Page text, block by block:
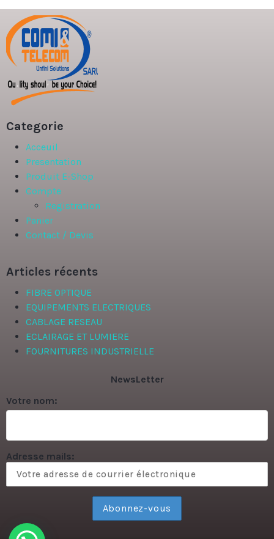
Categorie
Acceuil
Presentation
Produit E-Shop
Compte
Registration
Panier
Contact / Devis
Articles récents
FIBRE OPTIQUE
EQUIPEMENTS ELECTRIQUES
CABLAGE RESEAU
ECLAIRAGE ET LUMIERE
FOURNITURES INDUSTRIELLE
NewsLetter
Votre nom:
Adresse mails: